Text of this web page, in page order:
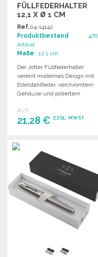
FÜLLFEDERHALTER
12,1 X Ø 1 CM
Ref.04-14142
Produktbestand : 476
Artikel
Maße : 12.1 cm
Der Jotter Füllfederhalter
vereint modernes Design mit
Edelstahlfeder, verchromtem
Gehäuse und poliertem
Geschenkbox geliefert.
AUS
21,28 € ZZGL. MWST.
Angebot anfordern